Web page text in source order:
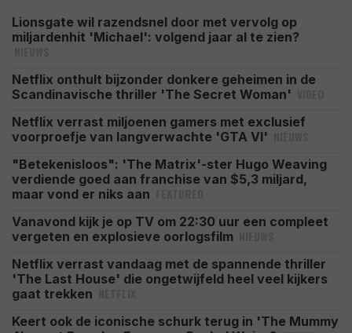
Lionsgate wil razendsnel door met vervolg op
miljardenhit 'Michael': volgend jaar al te zien?
Netflix onthult bijzonder donkere geheimen in de
Scandinavische thriller 'The Secret Woman'
Netflix verrast miljoenen gamers met exclusief
voorproefje van langverwachte 'GTA VI'
"Betekenisloos": 'The Matrix'-ster Hugo Weaving
verdiende goed aan franchise van $5,3 miljard,
maar vond er niks aan
Vanavond kijk je op TV om 22:30 uur een compleet
vergeten en explosieve oorlogsfilm
Netflix verrast vandaag met de spannende thriller
'The Last House' die ongetwijfeld heel veel kijkers
gaat trekken
Keert ook de iconische schurk terug in 'The Mummy